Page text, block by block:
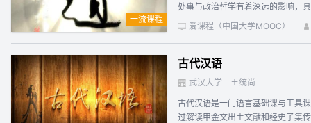
一流课程
处事与政治哲学有着深远的影响，具有重要的现代价值。 本课程主要分三大部分：道家的渊源和宗旨；老子其人其
的智慧精要及其现代价值。
爱课程（中国大学MOOC）
古代汉语
武汉大学
王统尚
古代汉语是一门语言基础课与工具
过解读甲金文出土文献和经史子集